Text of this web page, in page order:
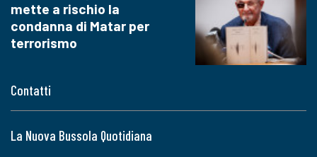
Contatti
La Nuova Bussola Quotidiana
mette a rischio la
condanna di Matar per
terrorismo